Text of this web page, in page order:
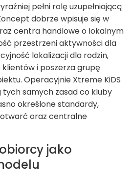
pełni rolę uzupełniającą
dobrze wpisuje się w
centra handlowe o lokalnym
przestrzeni aktywności dla
lokalizacji dla rodzin,
klientów i poszerza grupę
Operacyjnie Xtreme KiDS
tych samych zasad co kluby
określone standardy,
oraz centralne
jako